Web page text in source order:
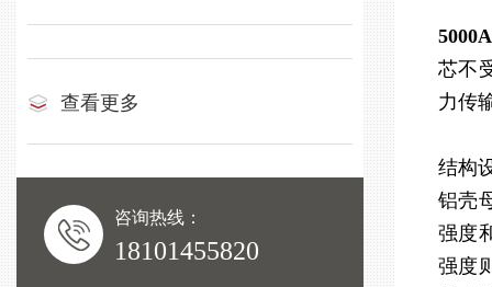
查看更多
咨询热线：
18101455820
芯不
力传
结构
铝壳
强度
强度